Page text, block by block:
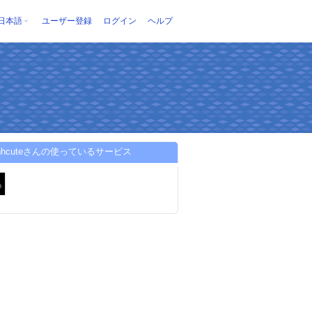
本語 ユーザー登録 ログイン ヘルプ
さんの使っているサービス